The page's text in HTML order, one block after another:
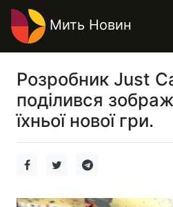
Мить Новин
Розробник Just
поділився
їхньої нової гри.